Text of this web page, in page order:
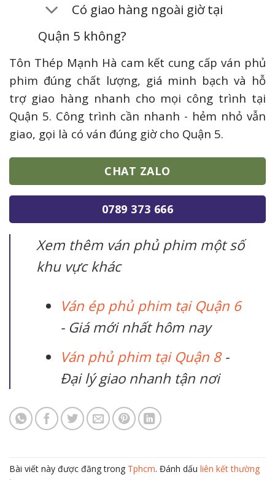
Có giao hàng ngoài giờ tại
Quận 5 không?
Tôn Thép Mạnh Hà cam kết cung cấp ván phủ
phim đúng chất lượng, giá minh bạch và hỗ
trợ giao hàng nhanh cho mọi công trình tại
Quận 5. Công trình cần nhanh - hẻm nhỏ vẫn
giao, gọi là có ván đúng giờ cho Quận 5.
CHAT ZALO
0789 373 666
Xem thêm ván phủ phim một số
khu vực khác
Ván ép phủ phim tại Quận 6
- Giá mới nhất hôm nay
Ván phủ phim tại Quận 8-
Đại lý giao nhanh tận nơi
Bài viết này được đăng trong Tphcm. Đánh dấu liên kết thường